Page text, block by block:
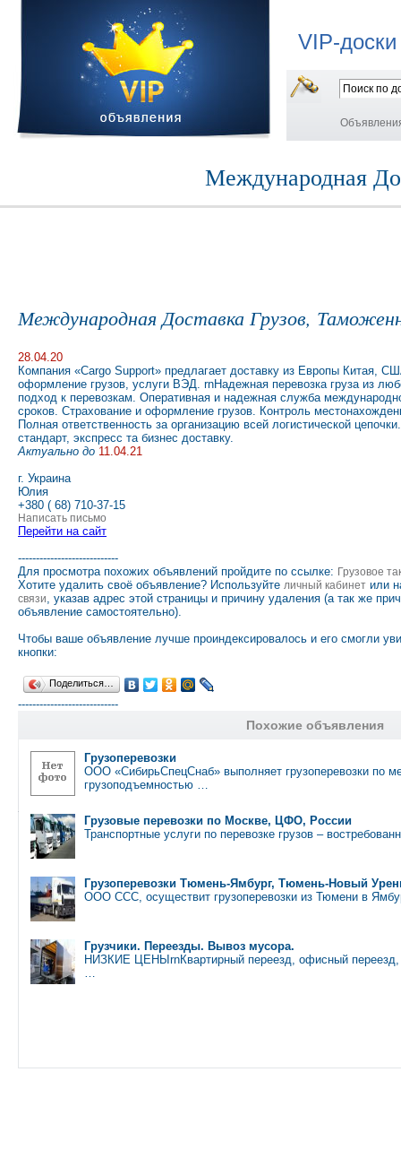
VIP-
Международная
Международная Доставка Грузов,
28.04.20
Компания «Cargo Support» предлагает доставку из Европы Китая,
оформление грузов, услуги ВЭД. rnНадежная перевозка груза из
подход к перевозкам. Оперативная и надежная служба
сроков. Страхование и оформление грузов. Контроль
Полная ответственность за организацию всей логистической
стандарт, экспресс та бизнес доставку.
Актуально до 11.04.21
г. Украина
Юлия
+380 ( 68) 710-37-15
Написать письмо
Перейти на сайт
----------------------------
Для просмотра похожих объявлений пройдите по ссылке: Грузовое
Хотите удалить своё объявление? Используйте личный кабинет или
связи, указав адрес этой страницы и причину удаления (а так же
объявление самостоятельно).
Чтобы ваше объявление лучше проиндексировалось и его смогли
кнопки:
Поделиться…
----------------------------
Похожие объявления
Грузоперевозки
ООО «СибирьСпецСнаб» выполняет грузоперевозки по
грузоподъемностью …
Грузовые перевозки по Москве, ЦФО, России
Транспортные услуги по перевозке грузов –
Грузоперевозки Тюмень-Ямбург, Тюмень-Новый
ООО ССС, осуществит грузоперевозки из Тюмени в
Грузчики. Переезды. Вывоз мусора.
НИЗКИЕ ЦЕНЫrnКвартирный переезд, офисный переезд,
…